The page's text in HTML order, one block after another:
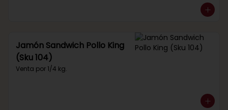
Jamón Sandwich Pollo King
(Sku 104)
Venta por 1/4 kg.